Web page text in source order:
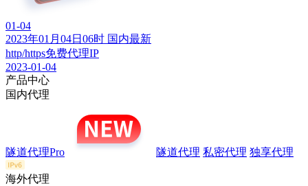
01-04
2023年01月04日06时 国内最新
http/https免费代理IP
2023-01-04
产品中心
国内代理
隧道代理Pro 隧道代理 私密代理 独享代理
海外代理